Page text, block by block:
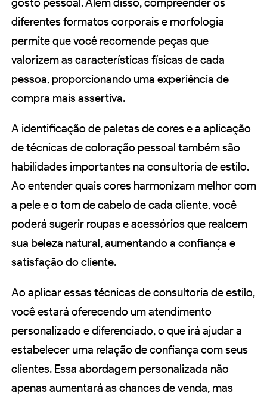
diferentes formatos corporais e morfologia
permite que você recomende peças que
valorizem as características físicas de cada
pessoa, proporcionando uma experiência de
compra mais assertiva.
A identificação de paletas de cores e a aplicação
de técnicas de coloração pessoal também são
habilidades importantes na consultoria de estilo.
Ao entender quais cores harmonizam melhor com
a pele e o tom de cabelo de cada cliente, você
poderá sugerir roupas e acessórios que realcem
sua beleza natural, aumentando a confiança e
satisfação do cliente.
Ao aplicar essas técnicas de consultoria de estilo,
você estará oferecendo um atendimento
personalizado e diferenciado, o que irá ajudar a
estabelecer uma relação de confiança com seus
clientes. Essa abordagem personalizada não
apenas aumentará as chances de venda, mas